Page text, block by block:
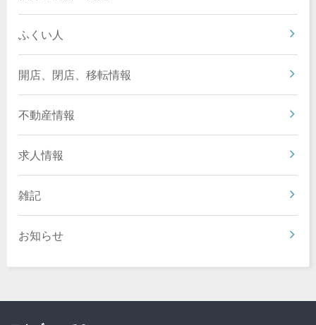
ふくい人
開店、閉店、移転情報
不動産情報
求人情報
雑記
お知らせ